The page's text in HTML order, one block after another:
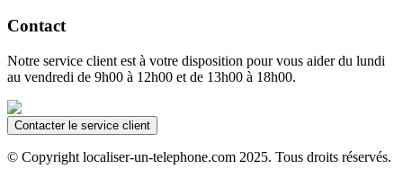
Contact
Notre service client est à votre disposition pour vous aider du lundi
au vendredi de 9h00 à 12h00 et de 13h00 à 18h00.
Contacter le service client
© Copyright localiser-un-telephone.com 2025. Tous droits réservés.